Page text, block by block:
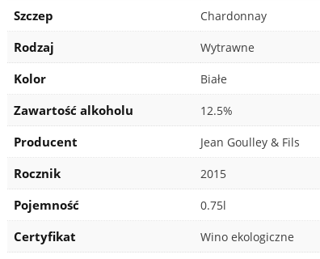
Szczep Chardonnay
Rodzaj Wytrawne
Kolor Białe
Zawartość alkoholu 12.5%
Producent Jean Goulley & Fils
Rocznik 2015
Pojemność 0.75l
Certyfikat Wino ekologiczne